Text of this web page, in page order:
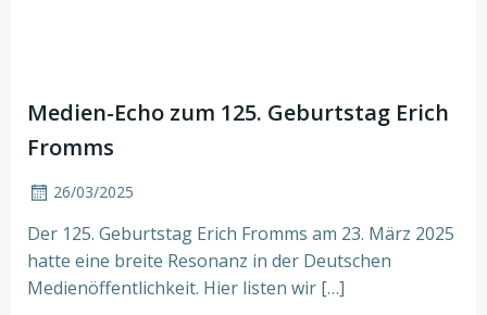
Medien-Echo zum 125. Geburtstag Erich
Fromms
26/03/2025
Der 125. Geburtstag Erich Fromms am 23. März 2025
hatte eine breite Resonanz in der Deutschen
Medienöffentlichkeit. Hier listen wir […]